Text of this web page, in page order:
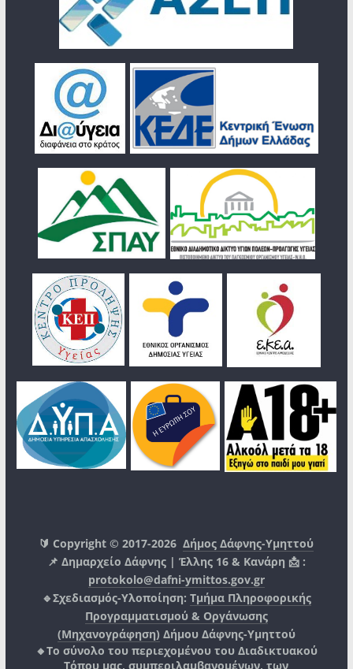
🔰 Copyright © 2017-2026Δήμος Δάφνης-Υμηττού
📌 Δημαρχείο Δάφνης | Έλλης 16 & Κανάρη 📩 :
protokolo@dafni-ymittos.gov.gr
🔹Σχεδιασμός-Υλοποίηση: Τμήμα Πληροφορικής
Προγραμματισμού & Οργάνωσης
(Μηχανογράφηση) Δήμου Δάφνης-Υμηττού
🔸Το σύνολο του περιεχομένου του Διαδικτυακού
Τόπου μας, συμπεριλαμβανομένων, των